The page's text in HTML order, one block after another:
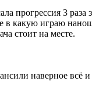
прогрессия 3
какую играю
стоит на месте.
наверное всё